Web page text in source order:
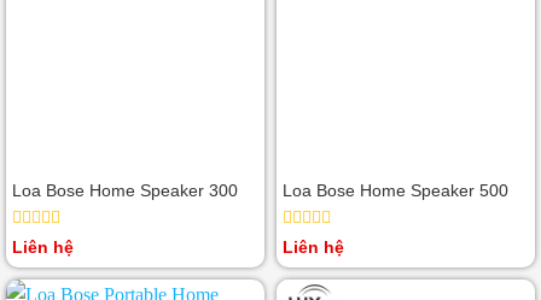
Loa Bose Home Speaker 300
Được
xếp
hạng
0
Liên hệ
Loa Bose Home Speaker 500
Được
xếp
hạng
0
Liên hệ